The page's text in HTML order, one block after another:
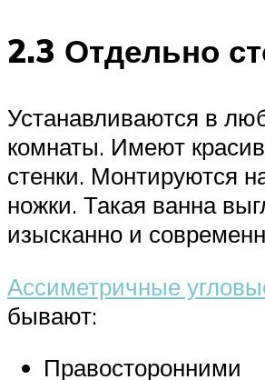
2.3 Отдельно
Устанавливаются в
комнаты. Имеют
стенки. Монтируются
ножки. Такая ванна
изысканно и
Ассиметричные
бывают:
Правосторонними